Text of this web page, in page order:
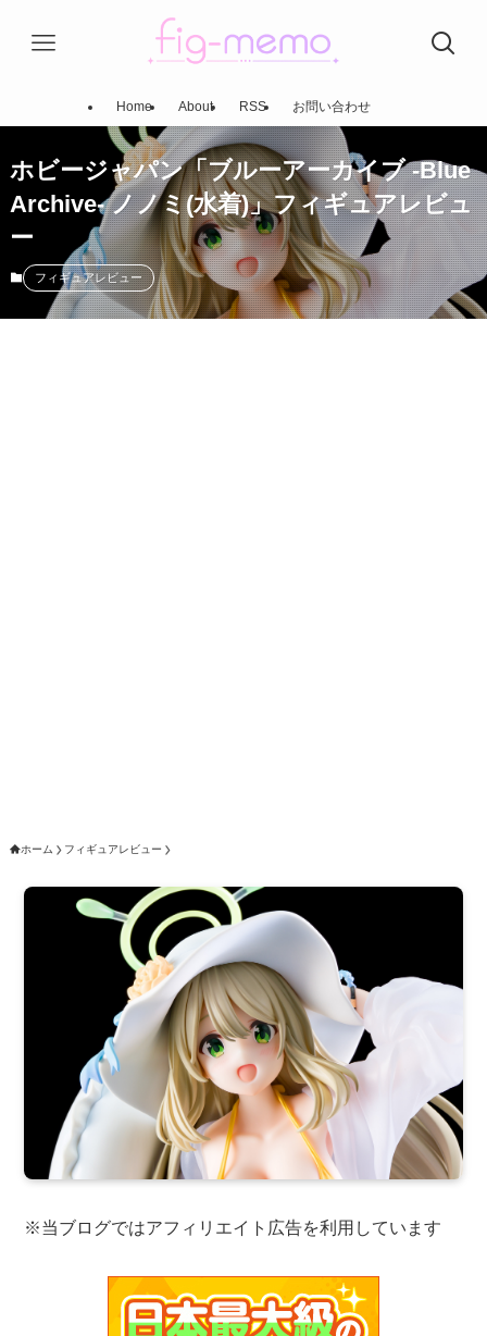
Home About RSS お問い合わせ
ホビージャパン「ブルーアーカイブ -Blue
Archive- ノノミ(水着)」フィギュアレビュ
ー
フィギュアレビュー
ホーム フィギュアレビュー
※当ブログではアフィリエイト広告を利用しています